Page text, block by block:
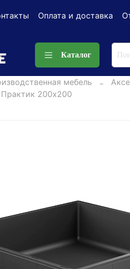
Оплата и доставка
Каталог
мебель
200x200